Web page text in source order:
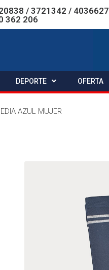
/ 3721342 / 4036627
362 206
DEPORTE OFERTA
AZUL MUJER